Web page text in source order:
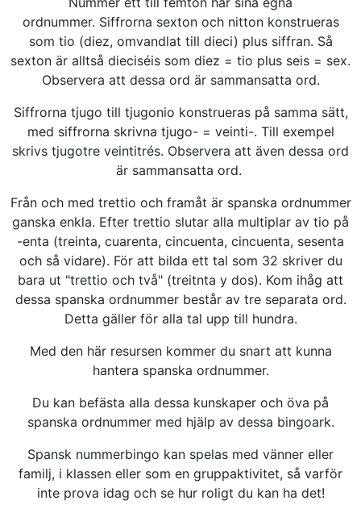
ordnummer. Siffrorna sexton och nitton konstrueras
som tio (diez, omvandlat till dieci) plus siffran. Så
sexton är alltså dieciséis som diez = tio plus seis = sex.
Observera att dessa ord är sammansatta ord.
Siffrorna tjugo till tjugonio konstrueras på samma sätt,
med siffrorna skrivna tjugo- = veinti-. Till exempel
skrivs tjugotre veintitrés. Observera att även dessa ord
är sammansatta ord.
Från och med trettio och framåt är spanska ordnummer
ganska enkla. Efter trettio slutar alla multiplar av tio på
-enta (treinta, cuarenta, cincuenta, cincuenta, sesenta
och så vidare). För att bilda ett tal som 32 skriver du
bara ut "trettio och två" (treitnta y dos). Kom ihåg att
dessa spanska ordnummer består av tre separata ord.
Detta gäller för alla tal upp till hundra.
Med den här resursen kommer du snart att kunna
hantera spanska ordnummer.
Du kan befästa alla dessa kunskaper och öva på
spanska ordnummer med hjälp av dessa bingoark.
Spansk nummerbingo kan spelas med vänner eller
familj, i klassen eller som en gruppaktivitet, så varför
inte prova idag och se hur roligt du kan ha det!